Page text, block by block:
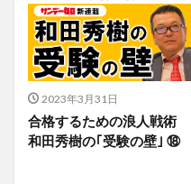
2023年3月31日
合格するための浪人戦術
和田秀樹の｢受験の壁｣ ⑱